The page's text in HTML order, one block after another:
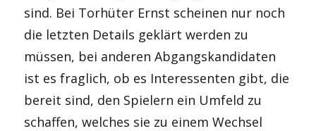
sind. Bei Torhüter Ernst scheinen nur noch
die letzten Details geklärt werden zu
müssen, bei anderen Abgangskandidaten
ist es fraglich, ob es Interessenten gibt, die
bereit sind, den Spielern ein Umfeld zu
schaffen, welches sie zu einem Wechsel